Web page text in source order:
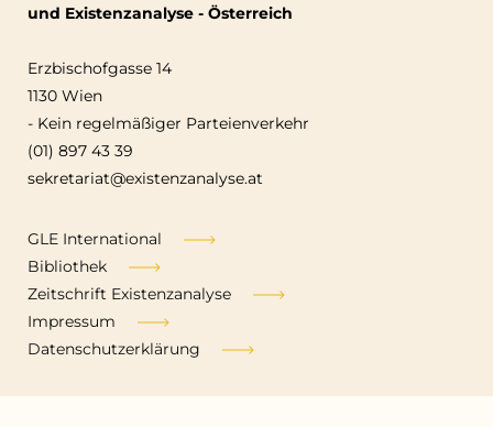
und Existenzanalyse - Österreich
Erzbischofgasse 14
1130 Wien
- Kein regelmäßiger Parteienverkehr
(01) 897 43 39
sekretariat@existenzanalyse.at
GLE International
Bibliothek
Zeitschrift Existenzanalyse
Impressum
Datenschutzerklärung